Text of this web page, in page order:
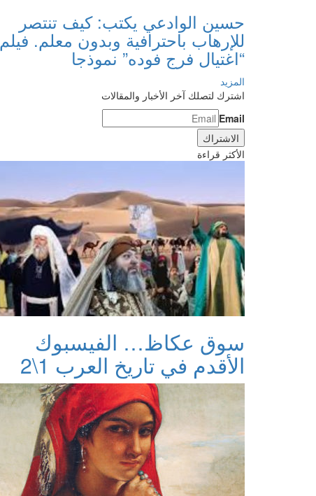
حسين الوادعي يكتب: كيف تنتصر
للإرهاب باحترافية وبدون معلم. فيلم
“اغتيال فرج فوده” نموذجا
المزيد
اشترك لتصلك آخر الأخبار والمقالات
Email
الأكثر قراءة
سوق عكاظ… الفيسبوك
الأقدم في تاريخ العرب 1\2